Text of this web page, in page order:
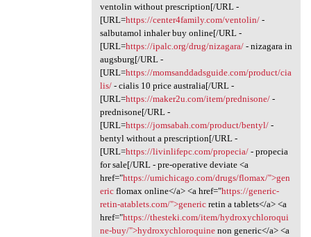
ventolin without prescription[/URL -
[URL=https://center4family.com/ventolin/-
salbutamol inhaler buy online[/URL -
[URL=https://ipalc.org/drug/nizagara/- nizagara in
augsburg[/URL -
[URL=https://momsanddadsguide.com/product/cia
lis/- cialis 10 price australia[/URL -
[URL=https://maker2u.com/item/prednisone/-
prednisone[/URL -
[URL=https://jomsabah.com/product/bentyl/-
bentyl without a prescription[/URL -
[URL=https://livinlifepc.com/propecia/- propecia
for sale[/URL - pre-operative deviate <a
href="https://umichicago.com/drugs/flomax/">gen
ericflomax online</a> <a href="https://generic-
retin-atablets.com/">genericretin a tablets</a> <a
href="https://thesteki.com/item/hydroxychloroqui
ne-buy/">hydroxychloroquinenon generic</a> <a